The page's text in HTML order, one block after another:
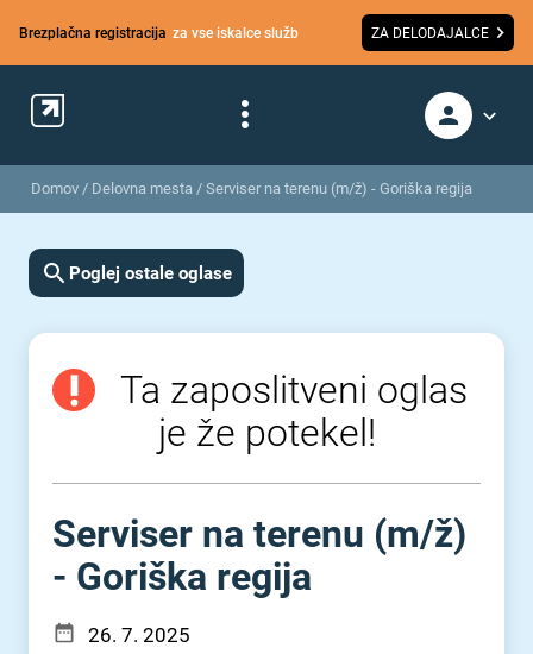
Brezplačna registracija za vse iskalce služb ZA DELODAJALCE
Domov / Delovna mesta / Serviser na terenu (m/ž) - Goriška regija
Poglej ostale oglase
Ta zaposlitveni oglas
je že potekel!
Serviser na terenu (m⁠/⁠ž)
- Goriška regija
26. 7. 2025